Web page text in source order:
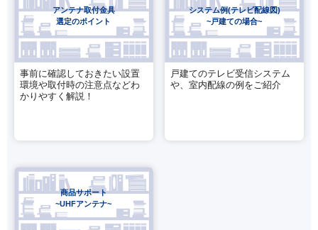
アンテナ取付金具
選定のポイント
事前に確認しておきたい設置
環境や取付時の注意点などわ
かりやすく解説！
システム例(テレビ配線図)
~戸建ての場合~
戸建てのテレビ受信システム
や、室内配線の例をご紹介
商品サポート
~UHFアンテナ~